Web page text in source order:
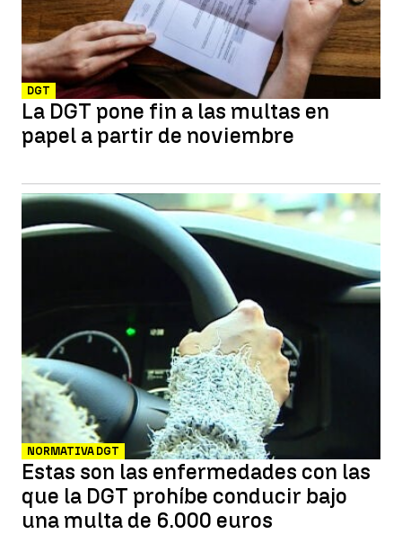
DGT
La DGT pone fin a las multas en
papel a partir de noviembre
NORMATIVA DGT
Estas son las enfermedades con las
que la DGT prohíbe conducir bajo
una multa de 6.000 euros